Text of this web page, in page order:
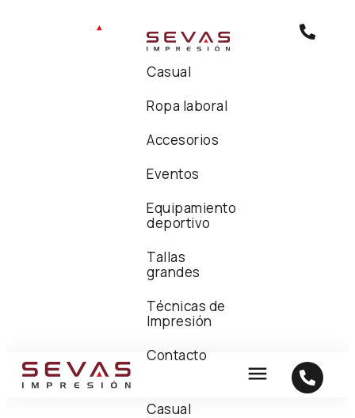
Casual
Ropa laboral
Accesorios
Eventos
Equipamiento
deportivo
Tallas
grandes
Técnicas de
Impresión
Contacto
Casual